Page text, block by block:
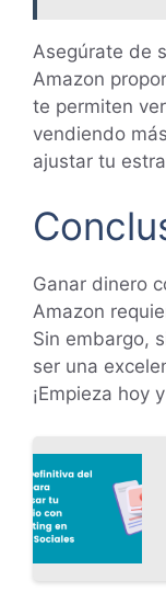
Asegúrate de
Amazon
te permiten
vendiendo
ajustar tu
Ganar dinero
Amazon
Sin embargo,
ser una
¡Empieza hoy